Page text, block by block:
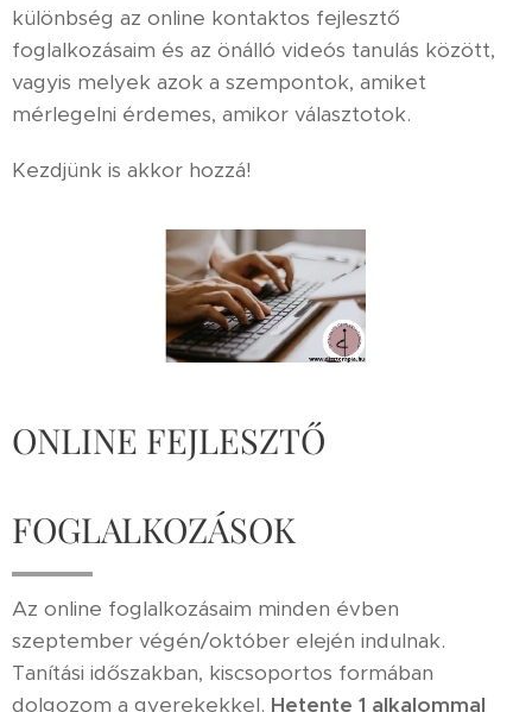
különbség az online kontaktos fejlesztő
foglalkozásaim és az önálló videós tanulás között,
vagyis melyek azok a szempontok, amiket
mérlegelni érdemes, amikor választotok.
Kezdjünk is akkor hozzá!
ONLINE FEJLESZTŐ
FOGLALKOZÁSOK
Az online foglalkozásaim minden évben
szeptember végén/október elején indulnak.
Tanítási időszakban, kiscsoportos formában
dolgozom a gyerekekkel. Hetente 1 alkalommal